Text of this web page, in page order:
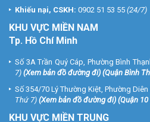
Khiếu nại, CSKH: 0902 51 53 55 (24/7)
KHU VỰC MIỀN NAM
Tp. Hồ Chí Minh
Số 3A Trần Quý Cáp, Phường Bình
7) (Xem bản đồ đường đi) (Quận Bình
Số 354/70 Lý Thường Kiệt, Phường Diên
Thứ 7) (Xem bản đồ đường đi) (Quận
KHU VỰC MIỀN TRUNG